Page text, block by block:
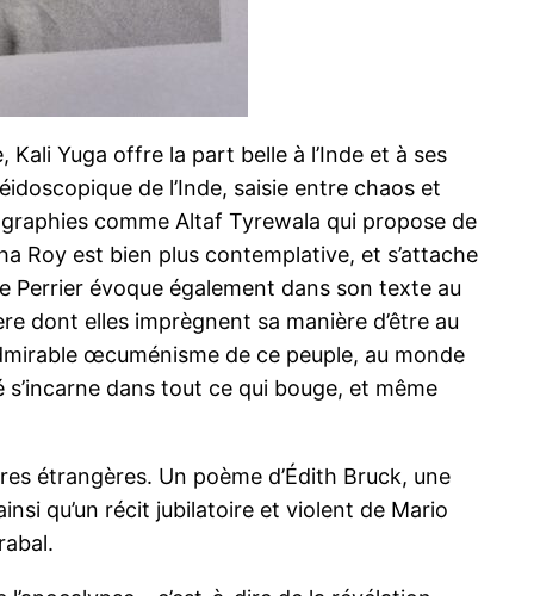
Yuga offre la part belle à l’Inde et à ses
de l’Inde, saisie entre chaos et
comme Altaf Tyrewala qui propose de
Roy est bien plus contemplative, et s’attache
Perrier évoque également dans son texte au
dont elles imprègnent sa manière d’être au
œcuménisme de ce peuple, au monde
dans tout ce qui bouge, et même
étrangères. Un poème d’Édith Bruck, une
qu’un récit jubilatoire et violent de Mario